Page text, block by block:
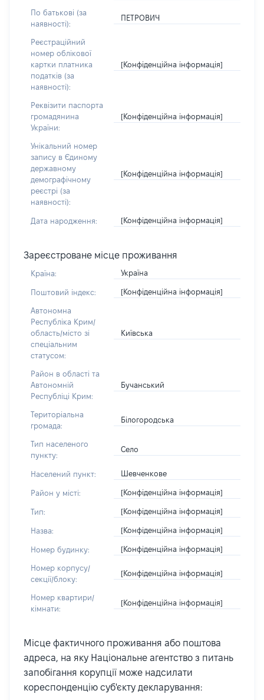
По батькові (за
наявності):
ПЕТРОВИЧ
Реєстраційний
номер облікової
картки платника
податків (за
наявності):
[Конфіденційна інформація]
Реквізити паспорта
громадянина
України:
[Конфіденційна інформація]
Унікальний номер
запису в Єдиному
державному
демографічному
реєстрі (за
наявності):
[Конфіденційна інформація]
Дата народження: [Конфіденційна інформація]
Зареєстроване місце проживання
Країна: Україна
Поштовий індекс: [Конфіденційна інформація]
Автономна
Республіка Крим/
область/місто зі
спеціальним
статусом:
Київська
Район в області та
Автономній
Республіці Крим:
Бучанський
Територіальна
громада:
Білогородська
Тип населеного
пункту:
Село
Населений пункт: Шевченкове
Район у місті: [Конфіденційна інформація]
Тип: [Конфіденційна інформація]
Назва: [Конфіденційна інформація]
Номер будинку: [Конфіденційна інформація]
Номер корпусу/
секції/блоку:
[Конфіденційна інформація]
Номер квартири/
кімнати:
[Конфіденційна інформація]
Місце фактичного проживання або поштова
адреса, на яку Національне агентство з питань
запобігання корупції може надсилати
кореспонденцію суб'єкту декларування: